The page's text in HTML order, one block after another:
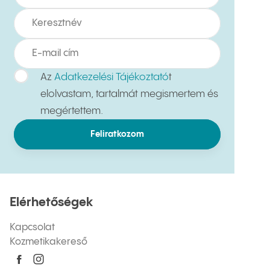
Az Adatkezelési Tájékoztatót
elolvastam, tartalmát megismertem és
megértettem.
Feliratkozom
Elérhetőségek
Kapcsolat
Kozmetikakereső